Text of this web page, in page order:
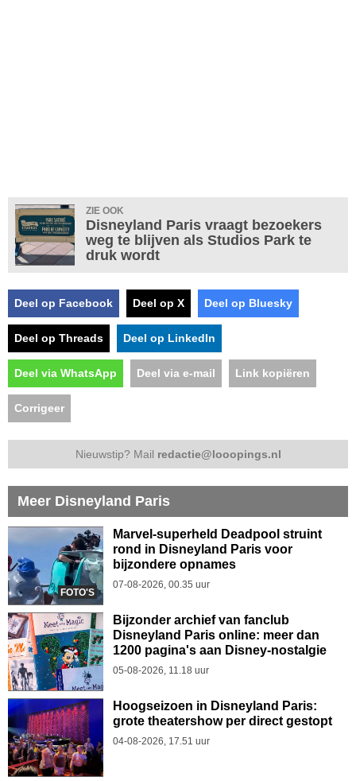
ZIE OOK
Disneyland Paris vraagt bezoekers
weg te blijven als Studios Park te
druk wordt
Deel op Facebook Deel op X Deel op Bluesky
Deel op Threads Deel op LinkedIn
Deel via WhatsApp Deel via e-mail Link kopiëren
Corrigeer
Nieuwstip? Mail redactie@looopings.nl
Meer Disneyland Paris
FOTO'S
Marvel-superheld Deadpool struint
rond in Disneyland Paris voor
bijzondere opnames
07-08-2026, 00.35 uur
Bijzonder archief van fanclub
Disneyland Paris online: meer dan
1200 pagina's aan Disney-nostalgie
05-08-2026, 11.18 uur
Hoogseizoen in Disneyland Paris:
grote theatershow per direct gestopt
04-08-2026, 17.51 uur